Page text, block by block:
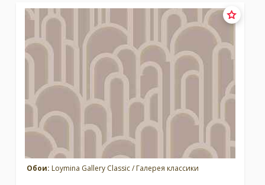
Обои: Loymina Gallery Classic / Галерея классики